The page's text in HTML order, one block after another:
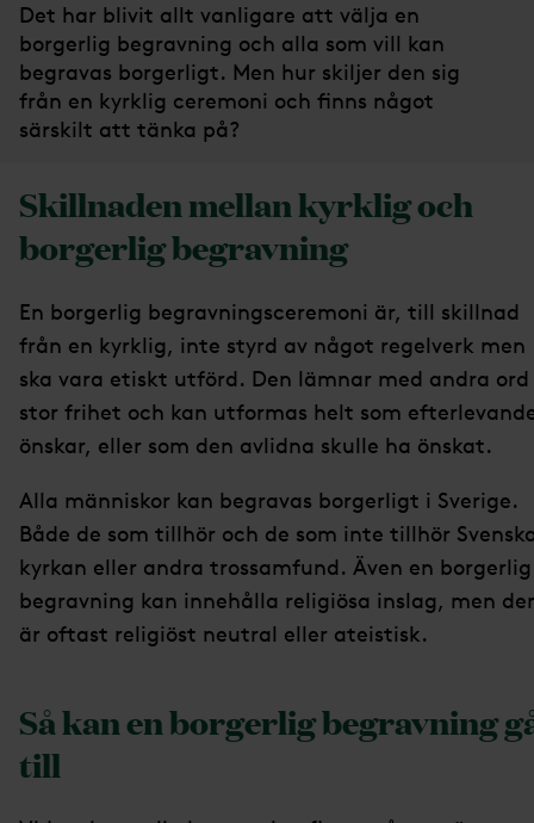
Det har blivit allt vanligare att välja en
borgerlig begravning och alla som vill kan
begravas borgerligt. Men hur skiljer den sig
från en kyrklig ceremoni och finns något
särskilt att tänka på?
Skillnaden mellan kyrklig och
borgerlig begravning
En borgerlig begravningsceremoni är, till skillnad
från en kyrklig, inte styrd av något regelverk men
ska vara etiskt utförd. Den lämnar med andra ord
stor frihet och kan utformas helt som
önskar, eller som den avlidna skulle ha önskat.
Alla människor kan begravas borgerligt i Sverige.
Både de som tillhör och de som inte tillhör
kyrkan eller andra trossamfund. Även en borgerlig
begravning kan innehålla religiösa inslag, men
är oftast religiöst neutral eller ateistisk.
Så kan en borgerlig begravning
till